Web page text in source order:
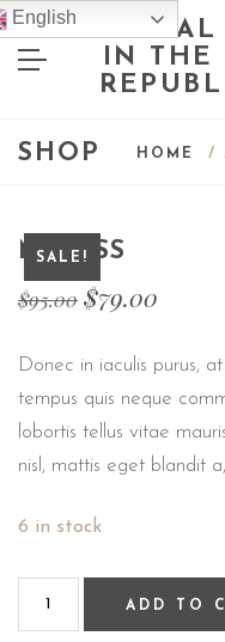
NATIONAL
IN THE
SHOP HOME /
SALE!
MORISS
$95.00 $79.00
Donec in iaculis purus,
tempus quis neque
lobortis tellus vitae
nisl, mattis eget blandit
6 in stock
ADD TO
English